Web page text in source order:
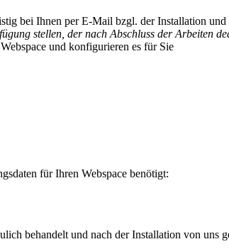
bei Ihnen per E-Mail bzgl. der Installation und
stellen, der nach Abschluss der Arbeiten
und konfigurieren es für Sie
für Ihren Webspace benötigt:
behandelt und nach der Installation von